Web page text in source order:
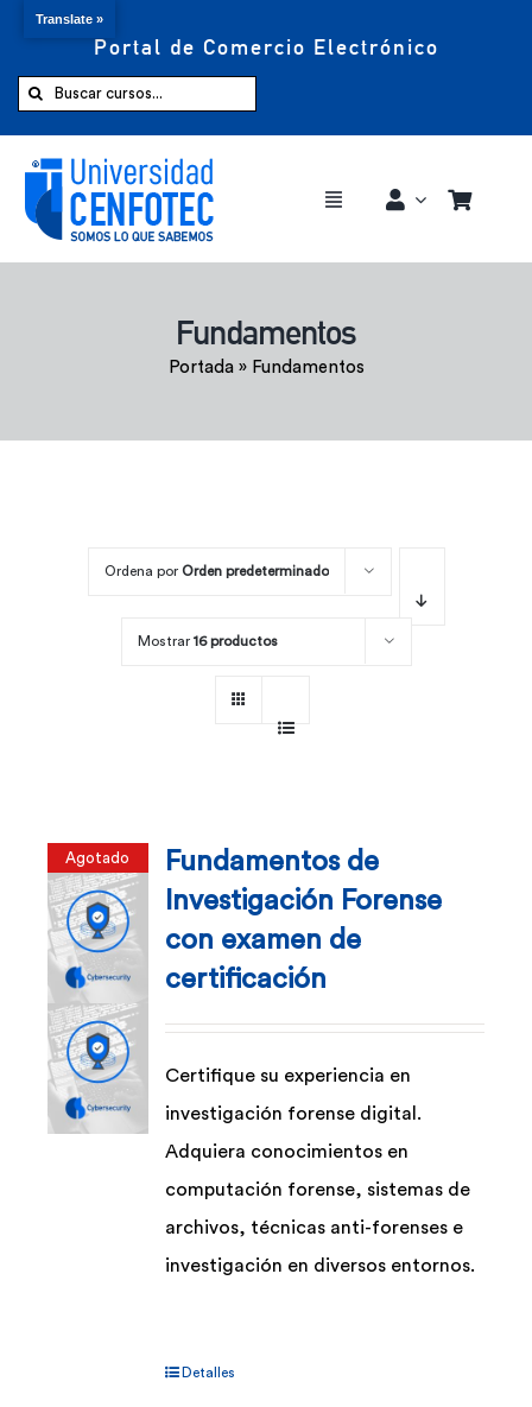
Portal de Comercio Electrónico
Buscar:
Toggle
Comprar ahora
Fundamentos
Portada» Fundamentos
Ordena por Orden predeterminado
Mostrar 16 productos
Agotado
Fundamentos de
Investigación Forense
con examen de
certificación
Certifique su experiencia en
investigación forense digital.
Adquiera conocimientos en
computación forense, sistemas de
archivos, técnicas anti-forenses e
investigación en diversos entornos.
Detalles
Translate »